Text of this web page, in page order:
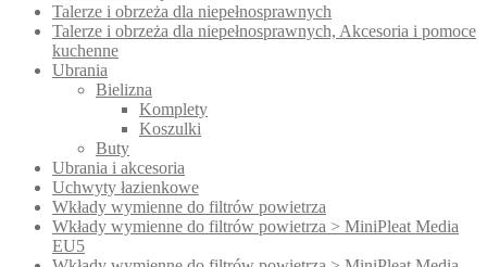
Talerze i obrzeża dla niepełnosprawnych
Talerze i obrzeża dla niepełnosprawnych, Akcesoria i pomoce
kuchenne
Ubrania
Bielizna
Komplety
Koszulki
Buty
Ubrania i akcesoria
Uchwyty łazienkowe
Wkłady wymienne do filtrów powietrza
Wkłady wymienne do filtrów powietrza > MiniPleat Media
EU5